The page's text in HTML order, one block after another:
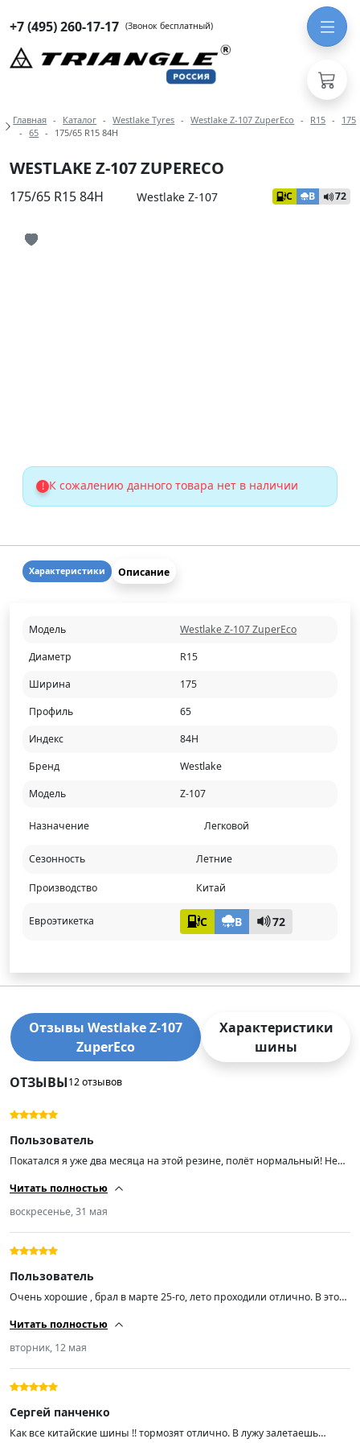
+7 (495) 260-17-17 (Звонок бесплатный)
Навигация по разделам модели
Главная Каталог Westlake Tyres Westlake Z-107 ZuperEco R15
175
65
175/65 R15 84H
WESTLAKE Z-107 ZUPERECO
175/65 R15 84H Westlake Z-107 C B 72
! К сожалению данного товара нет в наличии
Характеристики Описание
Модель
Westlake Z-107 ZuperEco
Диаметр
R15
Ширина
175
Профиль
65
Индекс
84H
Бренд
Westlake
Модель
Z-107
Назначение Легковой
Сезонность Летние
Производство Китай
Евроэтикетка C B 72
Отзывы Westlake Z-107
ZuperEco
Характеристики
шины
ОТЗЫВЫ12 отзывов
Пользователь
Покатался я уже два месяца на этой резине, полёт нормальный! Не
отлично, мокрая трасса — также. Далее посмотрим, на сколько
Читать полностью
воскресенье, 31 мая
Пользователь
Очень хорошие , брал в марте 25-го, лето проходили отлично. В этом
новое. Спасибо!!!
Читать полностью
вторник, 12 мая
Сергей панченко
Как все китайские шины !! тормозят отлично. В лужу залетаешь